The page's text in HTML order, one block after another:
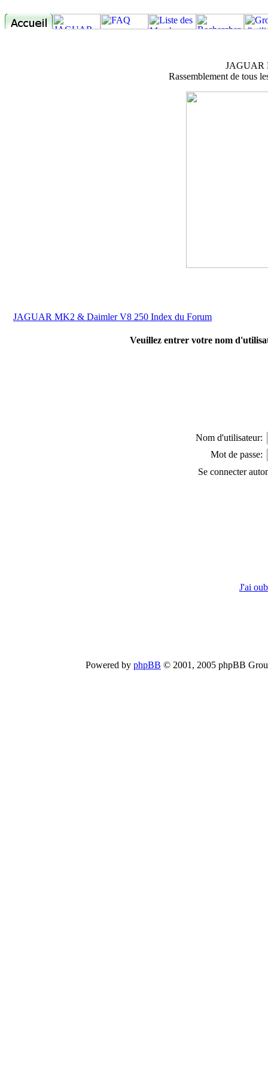
JAGUAR
Rassemblement de tous
JAGUAR MK2 & Daimler V8 250 Index du Forum
Veuillez entrer votre nom
Nom d'utilisateur:
Mot de passe:
Se connecter
J'ai
Powered by phpBB © 2001, 2005 phpBB